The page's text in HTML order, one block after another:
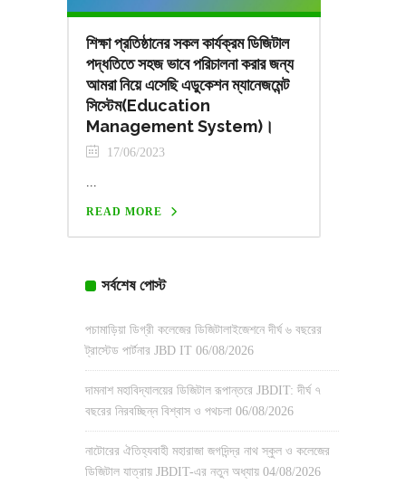
শিক্ষা প্রতিষ্ঠানের সকল কার্যক্রম ডিজিটাল
পদ্ধতিতে সহজ ভাবে পরিচালনা করার জন্য
আমরা নিয়ে এসেছি এডুকেশন ম্যানেজমেন্ট
সিস্টেম(Education
Management System)।
17/06/2023
...
READ MORE
সর্বশেষ পোস্ট
পচামাড়িয়া ডিগ্রী কলেজের ডিজিটালাইজেশনে দীর্ঘ ৬ বছরের
ট্রাস্টেড পার্টনার JBD IT 06/08/2026
দামনাশ মহাবিদ্যালয়ের ডিজিটাল রূপান্তরে JBDIT: দীর্ঘ ৭
বছরের নিরবচ্ছিন্ন বিশ্বাস ও পথচলা 06/08/2026
নাটোরের ঐতিহ্যবাহী মহারাজা জগদিন্দ্র নাথ স্কুল ও কলেজের
ডিজিটাল যাত্রায় JBDIT-এর নতুন অধ্যায় 04/08/2026